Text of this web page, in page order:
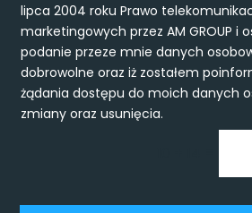
lipca 2004 roku Prawo
marketingowych przez AM GROUP i
podanie przeze mnie danych
dobrowolne oraz iż zostałem
żądania dostępu do moich danych
zmiany oraz usunięcia.